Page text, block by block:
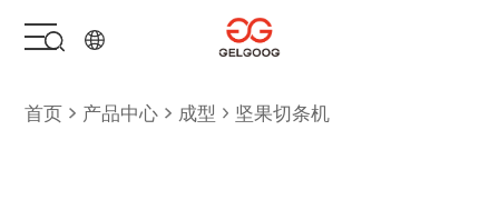
首页
首页 产品中心 成型 坚果切条机